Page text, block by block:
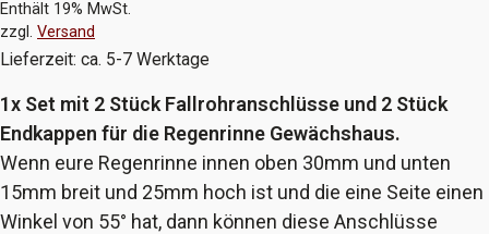
Enthält 19% MwSt.
zzgl. Versand
Lieferzeit: ca. 5-7 Werktage
1x Set mit 2 Stück Fallrohranschlüsse und 2 Stück
Endkappen für die Regenrinne Gewächshaus.
Wenn eure Regenrinne innen oben 30mm und unten
15mm breit und 25mm hoch ist und die eine Seite einen
Winkel von 55° hat, dann können diese Anschlüsse